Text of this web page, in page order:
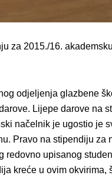
za 2015./16.
odjeljenja glazbene
Lijepe darove na
načelnik je ugostio je
Pravo na stipendiju za
upisanog
kreće u ovim okvirima,